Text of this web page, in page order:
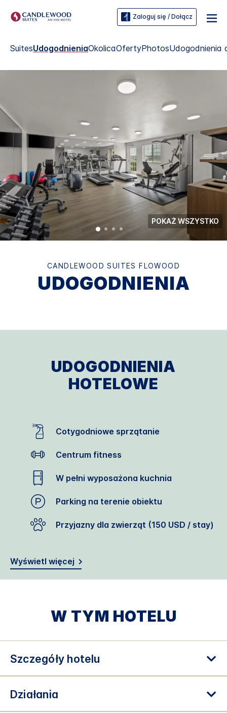
Zaloguj się / Dołącz
SuitesUdogodnieniaOkolicaOfertyPhotosUdogodnienia
POKAŻ WSZYSTKO
CANDLEWOOD SUITES FLOWOOD
UDOGODNIENIA
UDOGODNIENIA
HOTELOWE
Cotygodniowe sprzątanie
Centrum fitness
W pełni wyposażona kuchnia
Parking na terenie obiektu
Przyjazny dla zwierząt (150 USD / stay)
Wyświetl więcej
W TYM HOTELU
Szczegóły hotelu
Działania